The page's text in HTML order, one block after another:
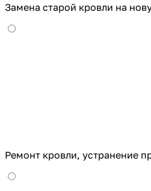
Замена старой кровли на
Ремонт кровли, устранение